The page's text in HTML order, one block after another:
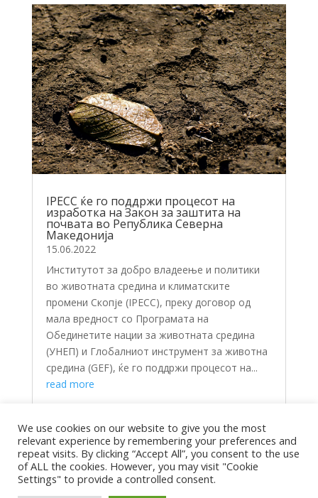
IPECC ќе го поддржи процесот на
изработка на Закон за заштита на
почвата во Република Северна
Македонија
15.06.2022
Институтот за добро владеење и политики
во животната срединa и климатските
промени Скопје (IPECC), преку договор од
мала вредност со Програмата на
Обединетите нации за животната средина
(УНЕП) и Глобалниот инструмент за животна
средина (GEF), ќе го поддржи процесот на...
read more
We use cookies on our website to give you the most
relevant experience by remembering your preferences and
repeat visits. By clicking “Accept All”, you consent to the use
of ALL the cookies. However, you may visit "Cookie
Settings" to provide a controlled consent.